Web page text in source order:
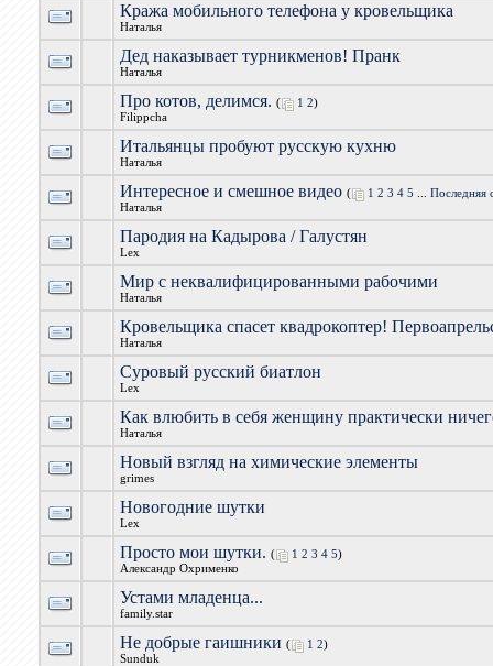
Кража мобильного телефона у кровельщика
Наталья
Дед наказывает турникменов! Пранк
Наталья
Про котов, делимся. ( 1 2)
Filippcha
Итальянцы пробуют русскую кухню
Наталья
Интересное и смешное видео ( 1 2 3 4 5
Последняя
Наталья
Пародия на Кадырова / Галустян
Lex
Мир с неквалифицированными рабочими
Наталья
Кровельщика спасет квадрокоптер!
Наталья
Суровый русский биатлон
Lex
Как влюбить в себя женщину практически
Наталья
Новый взгляд на химические элементы
grimes
Новогодние шутки
Lex
Просто мои шутки. ( 1 2 3 4 5)
Александр Охрименко
Устами младенца...
family.star
Не добрые гаишники ( 1 2)
Sunduk